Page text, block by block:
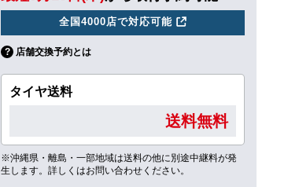
全国4000店で対応可能
店舗交換予約とは
タイヤ送料
送料無料
※沖縄県・離島・一部地域は送料の他に別途中継料が発
生します。詳しくはお問い合わせください。